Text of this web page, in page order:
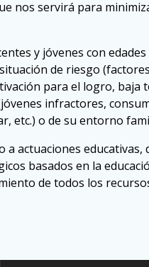
nos servirá para
y jóvenes con
de riesgo
para el logro,
infractores,
etc.) o de su entorno
actuaciones
basados en la
de todos los